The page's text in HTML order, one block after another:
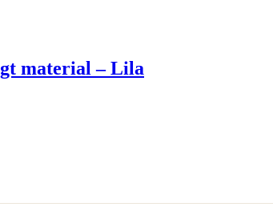
material – Lila